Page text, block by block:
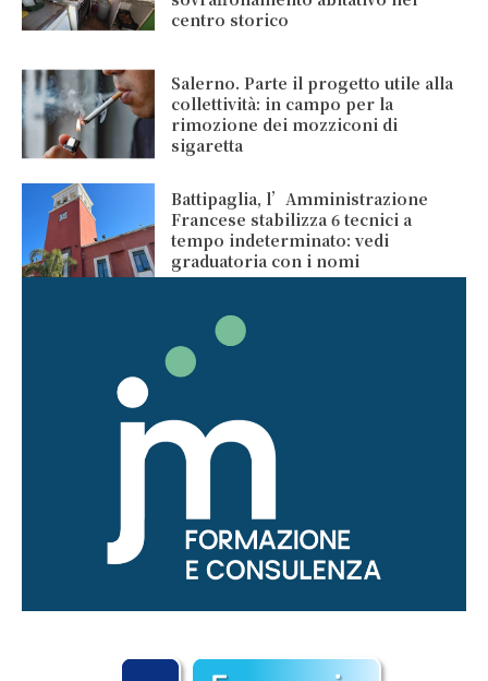
centro storico
Salerno. Parte il progetto utile alla
collettività: in campo per la
rimozione dei mozziconi di
sigaretta
Battipaglia, l’Amministrazione
Francese stabilizza 6 tecnici a
tempo indeterminato: vedi
graduatoria con i nomi